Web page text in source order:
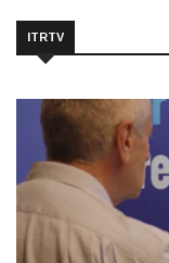
ITRTV